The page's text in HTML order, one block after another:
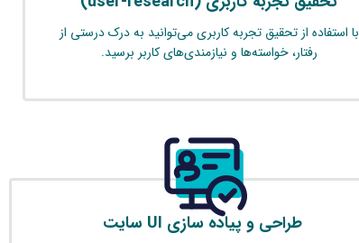
با استفاده از تحقیق تجربه کاربری می‌توانید به درک درستی از
رفتار، خواسته‌ها و نیازمندی‌های کاربر برسید.
طراحی و پیاده سازی UI سایت